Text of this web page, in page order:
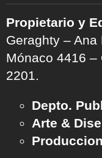
Propietario y
Geraghty –
Mónaco 4416 –
2201.
Depto.
Arte &